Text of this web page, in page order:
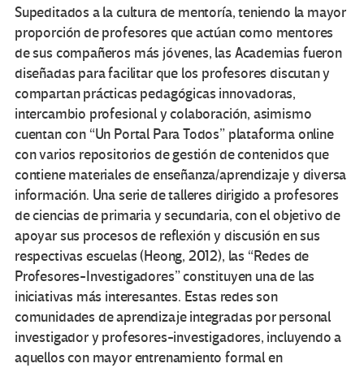
Supeditados a la cultura de mentoría, teniendo la mayor
proporción de profesores que actúan como mentores
de sus compañeros más jóvenes, las Academias fueron
diseñadas para facilitar que los profesores discutan y
compartan prácticas pedagógicas innovadoras,
intercambio profesional y colaboración, asimismo
cuentan con “Un Portal Para Todos” plataforma online
con varios repositorios de gestión de contenidos que
contiene materiales de enseñanza/aprendizaje y diversa
información. Una serie de talleres dirigido a profesores
de ciencias de primaria y secundaria, con el objetivo de
apoyar sus procesos de reflexión y discusión en sus
respectivas escuelas (Heong, 2012), las “Redes de
Profesores-Investigadores” constituyen una de las
iniciativas más interesantes. Estas redes son
comunidades de aprendizaje integradas por personal
investigador y profesores-investigadores, incluyendo a
aquellos con mayor entrenamiento formal en